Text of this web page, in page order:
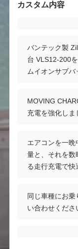
カスタム内容
バンテック製
台 VLS12-200
ムイオンサブバ
MOVING
充電を強化しま
エアコンを一
量と、それを数
る走行充電で快
同じ車種にお乗
い合わせくださ